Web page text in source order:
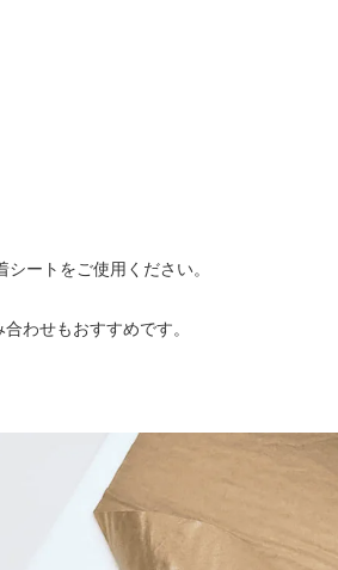
ートをご使用ください。
わせもおすすめです。